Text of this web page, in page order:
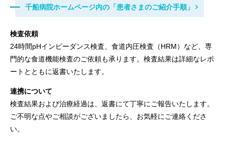
千船病院ホームページ内の「患者さまのご紹介手順」
検査依頼
24時間pHインピーダンス検査、食道内圧検査（HRM）など、専
門的な食道機能検査のご依頼も承ります。検査結果は詳細なレポ
ートとともに返書いたします。
連携について
検査結果および治療経過は、返書にて丁寧にご報告いたします。
ご不明な点やご相談がございましたら、お気軽にご連絡くださ
い。